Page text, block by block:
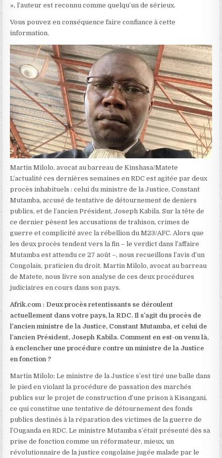
», l’auteur est reconnu comme quelqu’un de sérieux.
Vous pouvez en conséquence faire confiance à cette
information.
Martin Milolo, avocat au barreau de Kinshasa/Matete
L’actualité ces dernières semaines en RDC est agitée par deux
procès inhabituels : celui du ministre de la Justice, Constant
Mutamba, accusé de tentative de détournement de deniers
publics, et de l’ancien Président, Joseph Kabila. Sur la tête de
ce dernier pèsent les accusations de trahison, crimes de
guerre et complicité avec la rébellion du M23/AFC. Alors que
les deux procès tendent vers la fin – le verdict dans l’affaire
Mutamba est attendu ce 27 août –, nous recueillons l’avis d’un
Congolais, praticien du droit. Martin Milolo, avocat au barreau
de Matete, nous livre son analyse de ces deux procédures
judiciaires en cours dans son pays.
Afrik.com : Deux procès retentissants se déroulent
actuellement dans votre pays, la RDC. Il s’agit du procès de
l’ancien ministre de la Justice, Constant Mutamba, et celui de
l’ancien Président, Joseph Kabila. Comment en est-on venu là,
à enclencher une procédure contre un ministre de la Justice
en fonction ?
Martin Milolo: Le ministre de la Justice s’est tiré une balle dans
le pied en violant la procédure de passation des marchés
publics sur le projet de construction d’une prison à Kisangani,
ce qui constitue une tentative de détournement des fonds
publics destinés à la réparation des victimes de la guerre de
l’Ouganda en RDC. Le ministre Mutamba s’était présenté dès sa
prise de fonction comme un réformateur, mieux, un
révolutionnaire de la justice congolaise jugée malade par le